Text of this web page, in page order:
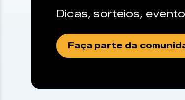
Dicas, sorteios,
Faça parte da